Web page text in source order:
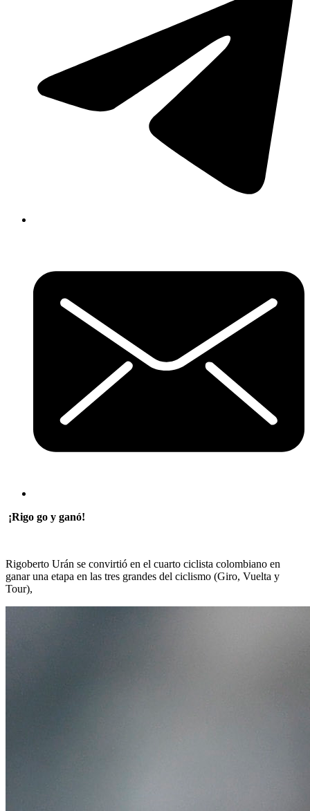
¡Rigo go y ganó!
Rigoberto Urán se convirtió en el cuarto ciclista colombiano en
ganar una etapa en las tres grandes del ciclismo (Giro, Vuelta y
Tour),